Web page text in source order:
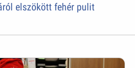
elszökött fehér pulit